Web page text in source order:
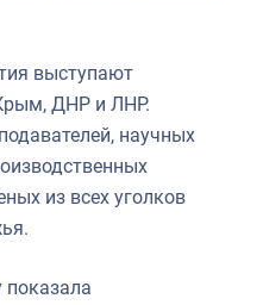
выступают
ДНР и ЛНР.
научных
из всех уголков
показала